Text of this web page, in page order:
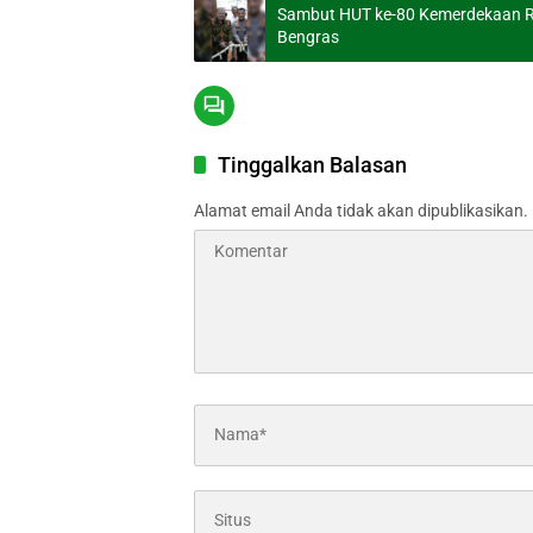
Sambut HUT ke-80 Kemerdekaan
Bengras
Tinggalkan Balasan
Alamat email Anda tidak akan dipublikasikan.